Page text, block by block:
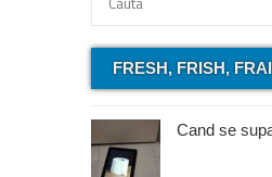
FRESH, FRISH,
Cand se